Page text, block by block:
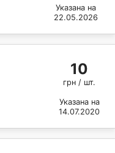
Указана на
22.05.2026
10
грн / шт.
Указана на
14.07.2020